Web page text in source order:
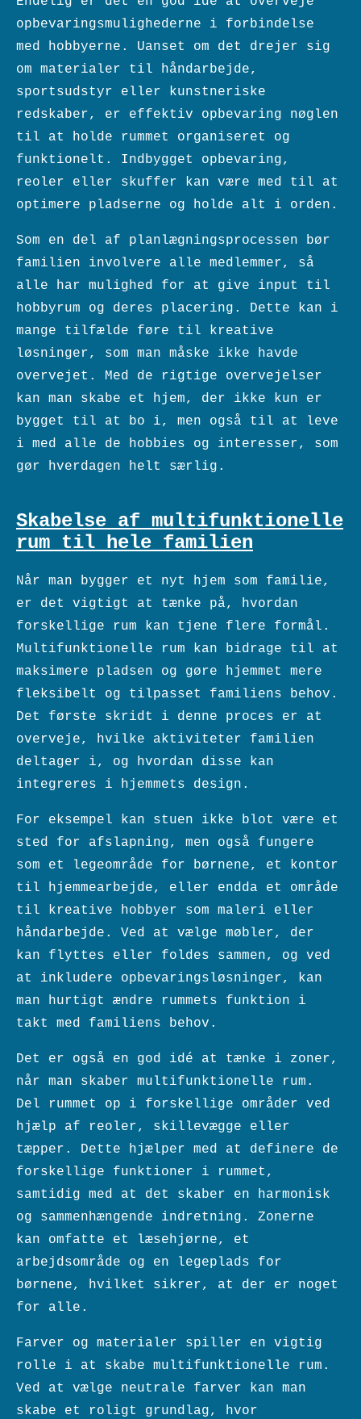
opbevaringsmulighederne i forbindelse
med hobbyerne. Uanset om det drejer sig
om materialer til håndarbejde,
sportsudstyr eller kunstneriske
redskaber, er effektiv opbevaring nøglen
til at holde rummet organiseret og
funktionelt. Indbygget opbevaring,
reoler eller skuffer kan være med til at
optimere pladserne og holde alt i orden.
Som en del af planlægningsprocessen bør
familien involvere alle medlemmer, så
alle har mulighed for at give input til
hobbyrum og deres placering. Dette kan i
mange tilfælde føre til kreative
løsninger, som man måske ikke havde
overvejet. Med de rigtige overvejelser
kan man skabe et hjem, der ikke kun er
bygget til at bo i, men også til at leve
i med alle de hobbies og interesser, som
gør hverdagen helt særlig.
Skabelse af multifunktionelle
rum til hele familien
Når man bygger et nyt hjem som familie,
er det vigtigt at tænke på, hvordan
forskellige rum kan tjene flere formål.
Multifunktionelle rum kan bidrage til at
maksimere pladsen og gøre hjemmet mere
fleksibelt og tilpasset familiens behov.
Det første skridt i denne proces er at
overveje, hvilke aktiviteter familien
deltager i, og hvordan disse kan
integreres i hjemmets design.
For eksempel kan stuen ikke blot være et
sted for afslapning, men også fungere
som et legeområde for børnene, et kontor
til hjemmearbejde, eller endda et område
til kreative hobbyer som maleri eller
håndarbejde. Ved at vælge møbler, der
kan flyttes eller foldes sammen, og ved
at inkludere opbevaringsløsninger, kan
man hurtigt ændre rummets funktion i
takt med familiens behov.
Det er også en god idé at tænke i zoner,
når man skaber multifunktionelle rum.
Del rummet op i forskellige områder ved
hjælp af reoler, skillevægge eller
tæpper. Dette hjælper med at definere de
forskellige funktioner i rummet,
samtidig med at det skaber en harmonisk
og sammenhængende indretning. Zonerne
kan omfatte et læsehjørne, et
arbejdsområde og en legeplads for
børnene, hvilket sikrer, at der er noget
for alle.
Farver og materialer spiller en vigtig
rolle i at skabe multifunktionelle rum.
Ved at vælge neutrale farver kan man
skabe et roligt grundlag, hvor